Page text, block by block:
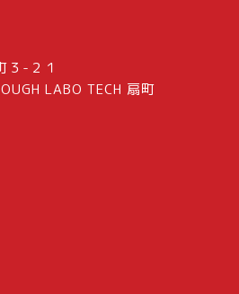
３-２１
LABO TECH 扇町